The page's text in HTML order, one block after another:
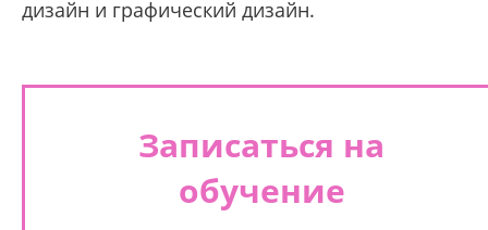
дизайн и графический дизайн.
Записаться на
обучение